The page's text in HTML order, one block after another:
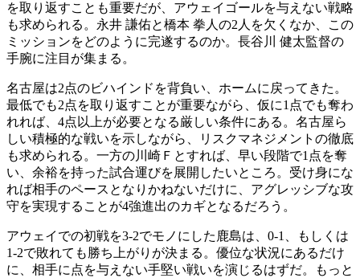
を取り返すことも重要だが、アウェイゴールを与えない戦略
も求められる。永井 謙佑と橋本 拳人の2人を欠くなか、この
ミッションをどのように完遂するのか。長谷川 健太監督の
手腕に注目が集まる。
名古屋は2点のビハインドを背負い、ホームに戻ってきた。
最低でも2点を取り返すことが重要ながら、仮に1点でも奪わ
れれば、4点以上が必要となる厳しい条件にある。名古屋ら
しい積極的な戦いを示しながら、リスクマネジメントの徹底
も求められる。一方の川崎Ｆとすれば、早い段階で1点を奪
い、余裕を持った試合運びを展開したいところ。受け身にな
れば相手のペースとなりかねないだけに、アグレッシブな攻
守を実現することが4強進出のカギとなるだろう。
アウェイでの初戦を3-2でモノにした鹿島は、0-1、もしくは
1-2で敗れても勝ち上がりが決まる。優位な状況にあるだけ
に、相手に点を与えない手堅い戦いを演じるはずだ。もっと